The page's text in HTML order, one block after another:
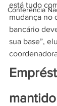
Conferência
está tudo
mudança no
bancário
sua base”,
mantido